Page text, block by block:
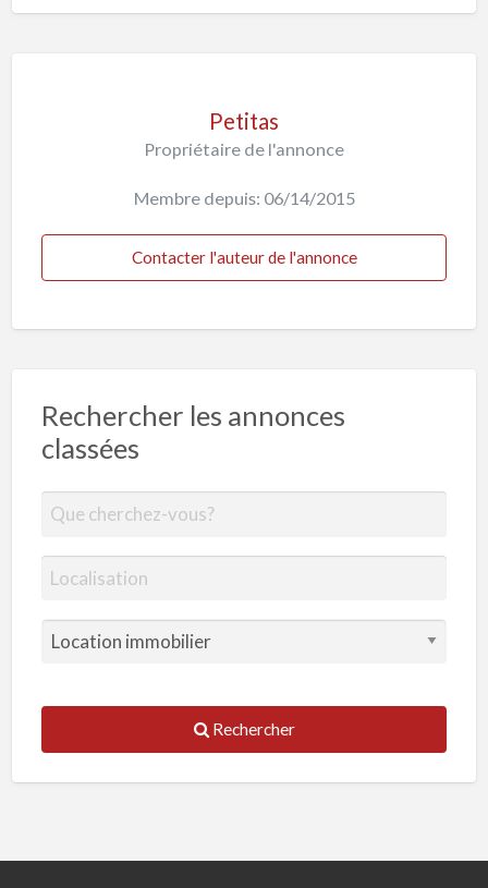
Petitas
Propriétaire de l'annonce
Membre depuis: 06/14/2015
Contacter l'auteur de l'annonce
Rechercher les annonces
classées
Rechercher